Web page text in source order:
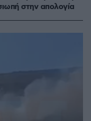
στην απολογία